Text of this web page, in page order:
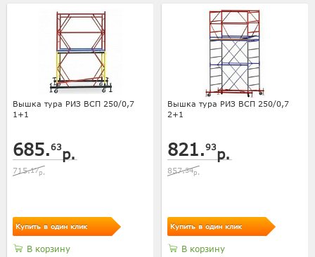
Вышка тура РИЗ ВСП 250/0,7
1+1
685.63р.
715.17р.
Купить в один клик
В корзину
Вышка тура РИЗ ВСП 250/0,7
2+1
821.93р.
857.34р.
Купить в один клик
В корзину